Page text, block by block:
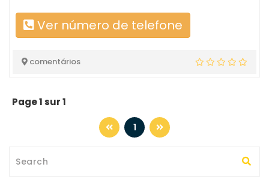
Ver número de telefone
comentários
Page 1 sur 1
1